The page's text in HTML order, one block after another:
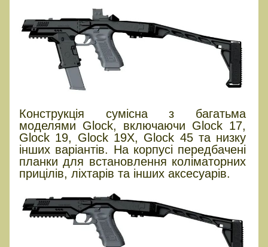
Конструкція сумісна з багатьма
моделями Glock, включаючи Glock 17,
Glock 19, Glock 19X, Glock 45 та низку
інших варіантів. На корпусі передбачені
планки для встановлення коліматорних
прицілів, ліхтарів та інших аксесуарів.